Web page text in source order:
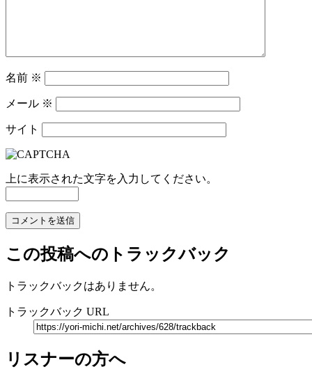
名前 ※
メール ※
サイト
上に表示された文字を入力してください。
この投稿へのトラックバック
トラックバックはありません。
トラックバック URL
リスナーの方へ